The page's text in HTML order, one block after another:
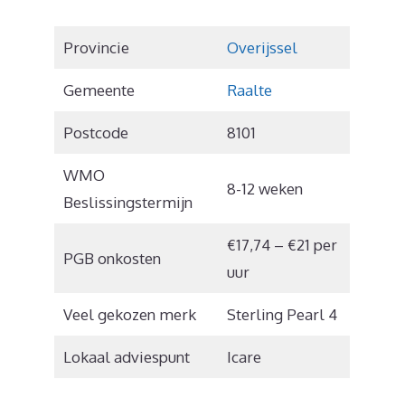
Provincie Overijssel
Gemeente Raalte
Postcode 8101
WMO
Beslissingstermijn
8-12 weken
PGB onkosten
€17,74 – €21 per
uur
Veel gekozen merk Sterling Pearl 4
Lokaal adviespunt Icare